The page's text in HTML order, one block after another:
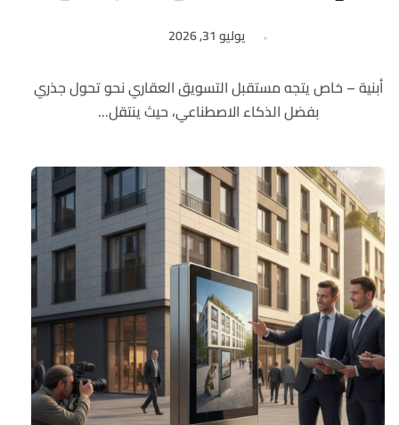
للتحول القادم
يوليو 31, 2026
أبنية – خاص يتجه مستقبل التسويق العقاري نحو تحول جذري
بفضل الذكاء الاصطناعي، حيث ينتقل...